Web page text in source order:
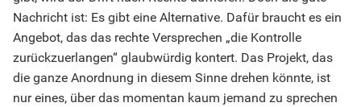
Nachricht ist: Es gibt eine Alternative. Dafür braucht es ein
Angebot, das das rechte Versprechen „die Kontrolle
zurückzuerlangen“ glaubwürdig kontert. Das Projekt, das
die ganze Anordnung in diesem Sinne drehen könnte, ist
nur eines, über das momentan kaum jemand zu sprechen